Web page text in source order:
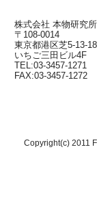
株式会社 本物研究所
〒108-0014
東京都港区芝5-13-18
いちご三田ビル4F
TEL:03-3457-1271
FAX:03-3457-1272
Copyright(c) 2011